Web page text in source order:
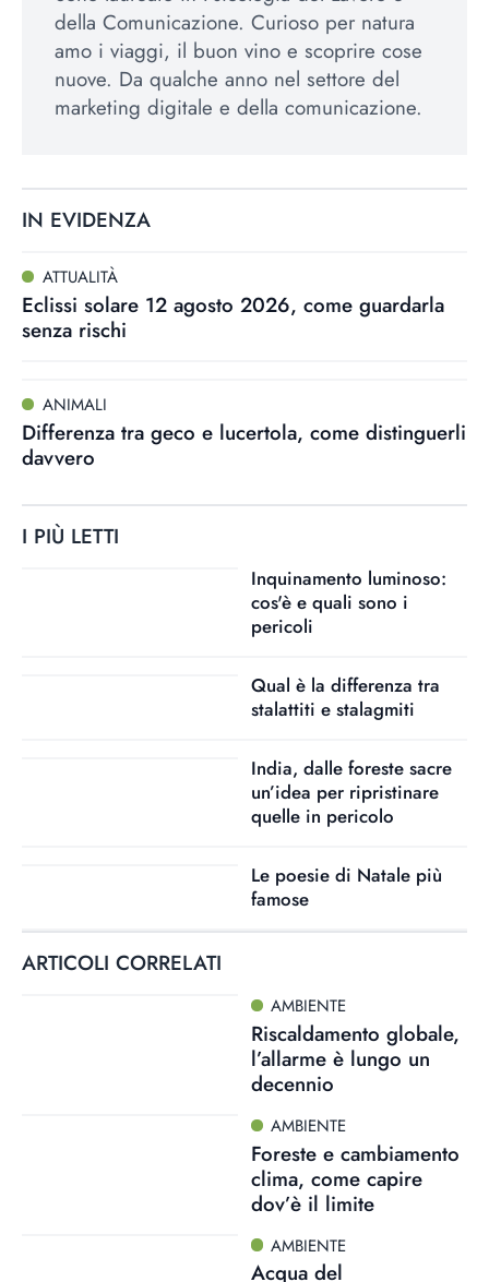
della Comunicazione. Curioso per natura
amo i viaggi, il buon vino e scoprire cose
nuove. Da qualche anno nel settore del
marketing digitale e della comunicazione.
IN EVIDENZA
ATTUALITÀ
Eclissi solare 12 agosto 2026, come guardarla
senza rischi
ANIMALI
Differenza tra geco e lucertola, come distinguerli
davvero
I PIÙ LETTI
Inquinamento luminoso:
cos'è e quali sono i
pericoli
Qual è la differenza tra
stalattiti e stalagmiti
India, dalle foreste sacre
un’idea per ripristinare
quelle in pericolo
Le poesie di Natale più
famose
ARTICOLI CORRELATI
AMBIENTE
Riscaldamento globale,
l’allarme è lungo un
decennio
AMBIENTE
Foreste e cambiamento
clima, come capire
dov’è il limite
AMBIENTE
Acqua del